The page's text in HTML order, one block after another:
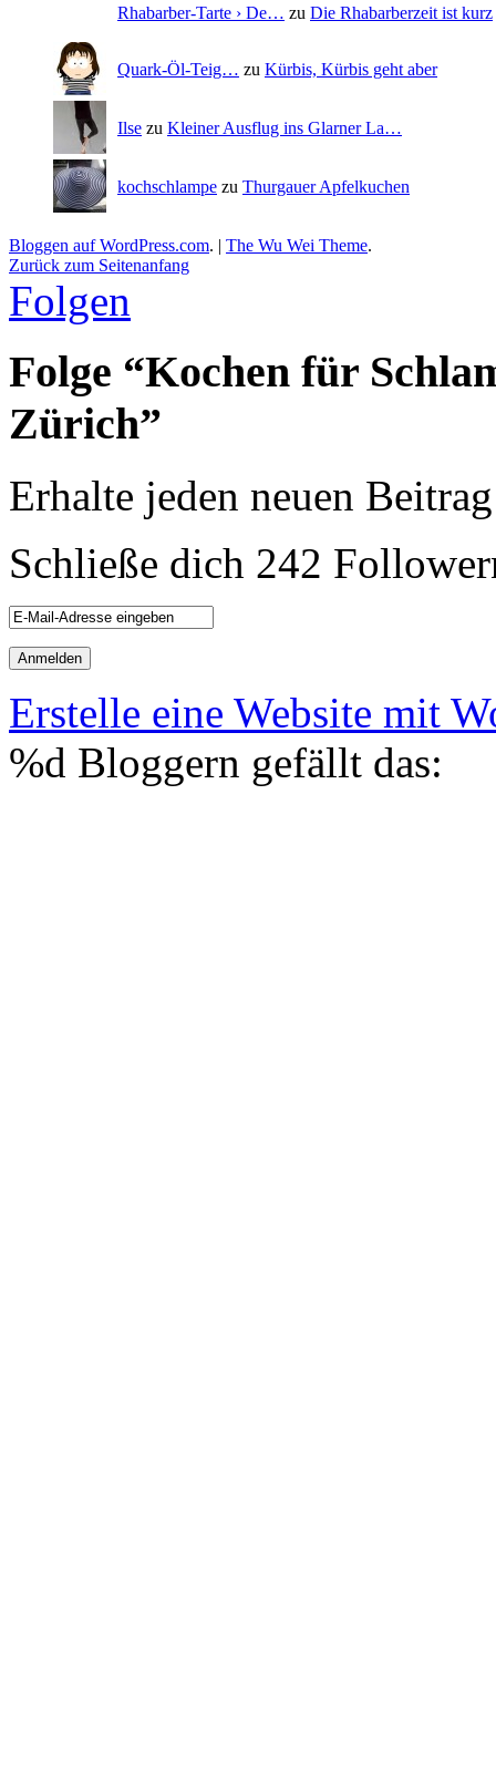
Rhabarber-Tarte › De… zu Die Rhabarberzeit ist kurz
Quark-Öl-Teig… zu Kürbis, Kürbis geht aber
Ilse zu Kleiner Ausflug ins Glarner La…
kochschlampe zu Thurgauer Apfelkuchen
Bloggen auf WordPress.com. | The Wu Wei Theme.
Zurück zum Seitenanfang
Folgen
Folge “Kochen für
Zürich”
Erhalte jeden neuen
Schließe dich 242
Erstelle eine Website mit
%d Bloggern gefällt das: